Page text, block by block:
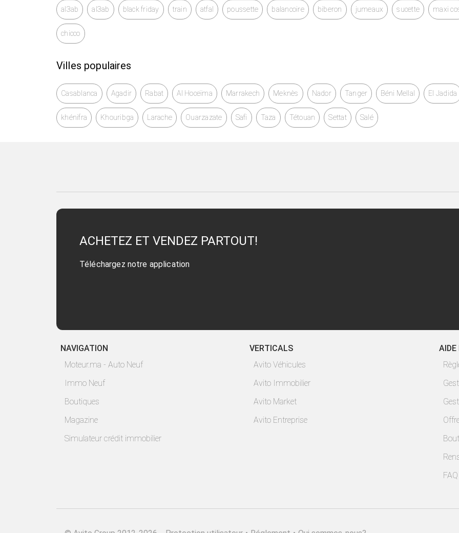
al3ab al3ab black friday train atfal poussette balancoire biberon jumeaux sucette maxi
chicco
Villes populaires
Casablanca Agadir Rabat Al Hoceïma Marrakech Meknès Nador Tanger Béni Mellal El Jadida
khénifra Khouribga Larache Ouarzazate Safi Taza Tétouan Settat Salé
ACHETEZ ET VENDEZ PARTOUT!
Téléchargez notre application
NAVIGATION
Moteur.ma - Auto Neuf
Immo Neuf
Boutiques
Magazine
Simulateur crédit immobilier
VERTICALS
Avito Véhicules
Avito Immobilier
Avito Market
Avito Entreprise
AIDE
FAQ